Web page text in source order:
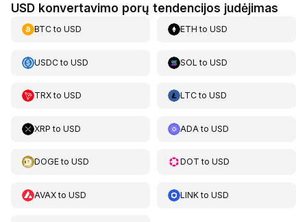
USD konvertavimo porų tendencijos judėjimas
BTCto USD ETH toUSD
USDCto USD SOL toUSD
TRXto USD LTCtoUSD
XRP to USD ADA toUSD
DOGEto USD DOT toUSD
AVAXto USD LINKtoUSD